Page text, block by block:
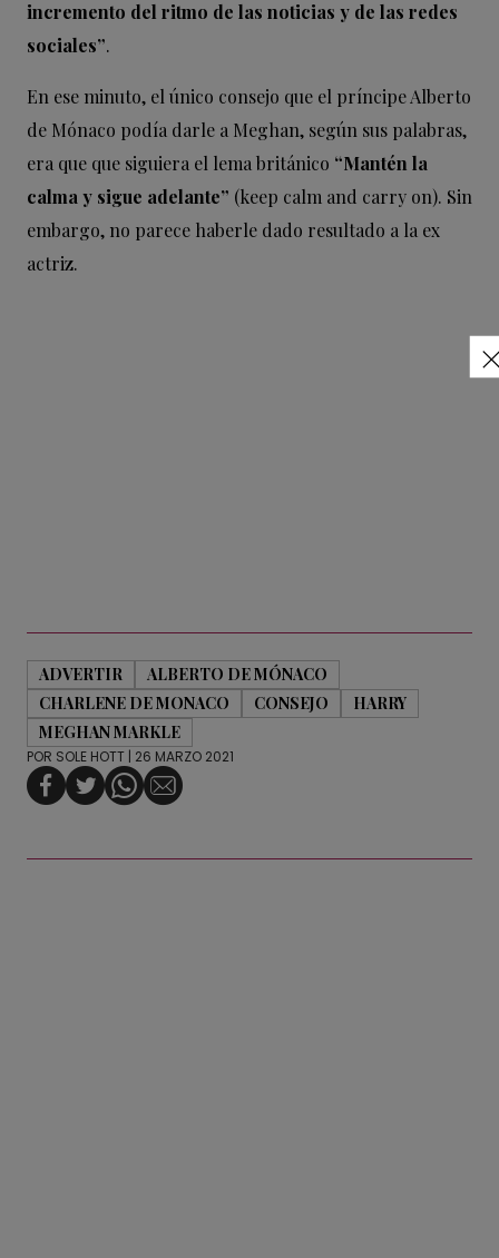
incremento del ritmo de las noticias y de las redes
sociales”.
En ese minuto, el único consejo que el príncipe Alberto
de Mónaco podía darle a Meghan, según sus palabras,
era que que siguiera el lema británico “Mantén la
calma y sigue adelante” (keep calm and carry on). Sin
embargo, no parece haberle dado resultado a la ex
actriz.
ADVERTIR
ALBERTO DE MÓNACO
CHARLENE DE MONACO
CONSEJO
HARRY
MEGHAN MARKLE
POR SOLE HOTT | 26 MARZO 2021